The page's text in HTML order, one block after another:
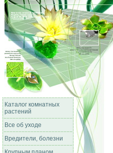
Каталог комнатных
растений
Все об уходе
Вредители, болезни